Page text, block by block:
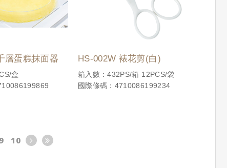
層蛋糕抹面器
盒
HS-002W 裱花剪(白)
箱入數：432PS/箱 12PCS/袋
國際條碼：4710086199234
9 10